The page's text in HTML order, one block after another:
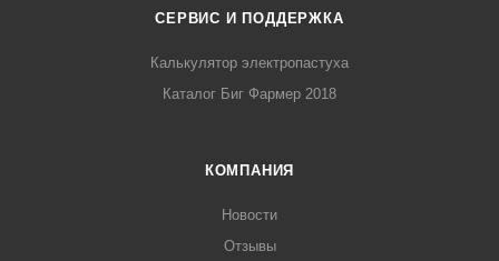
СЕРВИС И ПОДДЕРЖКА
Калькулятор электропастуха
Каталог Биг Фармер 2018
КОМПАНИЯ
Новости
Отзывы